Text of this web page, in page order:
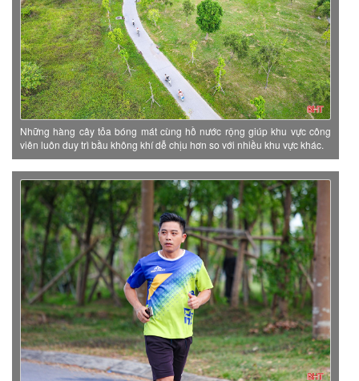
Những hàng cây tỏa bóng mát cùng hồ nước rộng giúp khu vực công
viên luôn duy trì bầu không khí dễ chịu hơn so với nhiều khu vực khác.